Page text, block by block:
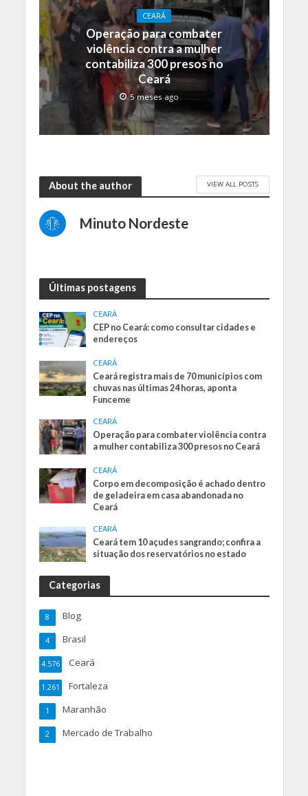
CEARÁ
Operação para combater
violência contra a mulher
contabiliza 300 presos no
Ceará
5 meses ago
About the author VIEW ALL POSTS
Minuto Nordeste
Últimas postagens
CEARÁ
CEP no Ceará: como consultar cidades e
endereços
CEARÁ
Ceará registra mais de 70 municípios com
chuvas nas últimas 24 horas, aponta
Funceme
CEARÁ
Operação para combater violência contra
a mulher contabiliza 300 presos no Ceará
CEARÁ
Corpo em decomposição é achado dentro
de geladeira em casa abandonada no
Ceará
CEARÁ
Ceará tem 10 açudes sangrando; confira a
situação dos reservatórios no estado
Categorias
Blog
8
Brasil
4
Ceará
4.576
Fortaleza
1.261
Maranhão
1
Mercado de Trabalho
2